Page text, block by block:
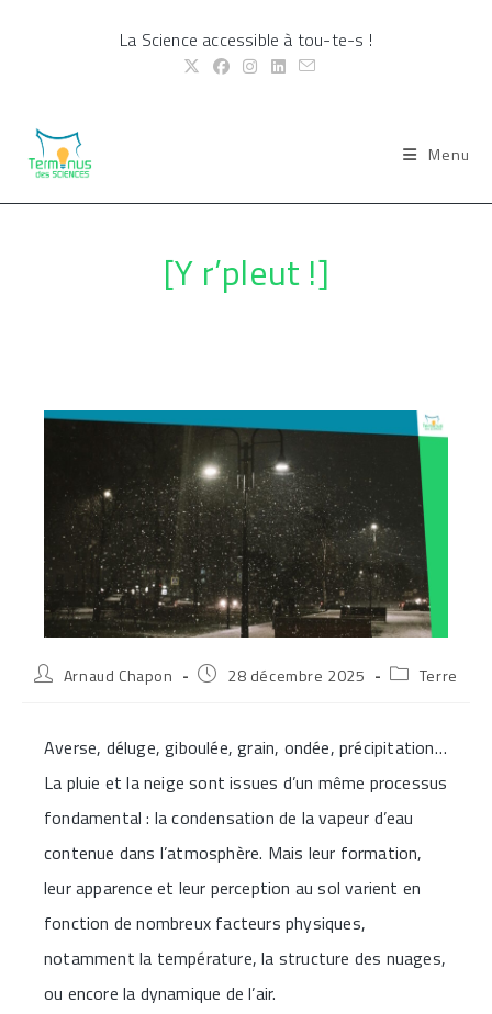
La Science accessible à tou-te-s !
Menu
[Y r’pleut !]
Auteur/autrice
publication :
Arnaud Chapon
Publication
28 décembre 2025
PostTerre
Averse, déluge, giboulée, grain, ondée, précipitation…
La pluie et la neige sont issues d’un même processus
fondamental : la condensation de la vapeur d’eau
contenue dans l’atmosphère. Mais leur formation,
leur apparence et leur perception au sol varient en
fonction de nombreux facteurs physiques,
notamment la température, la structure des nuages,
ou encore la dynamique de l’air.